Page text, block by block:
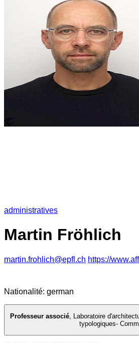
administratives
Martin Fröhlich
martin.frohlich@epfl.ch https://
Nationalité: german
Professeur associé, Laboratoire
typologiques-